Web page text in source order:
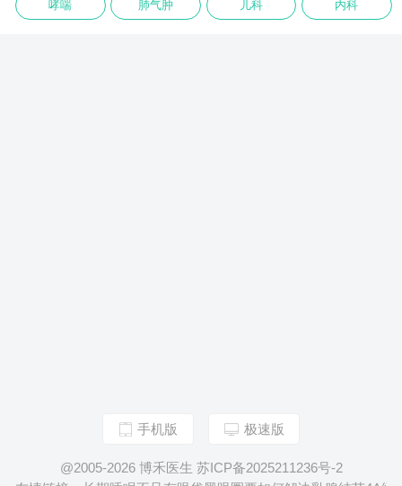
哮喘 肺气肿 儿科 内科
手机版 极速版
@2005-2026 博禾医生 苏ICP备2025211236号-2